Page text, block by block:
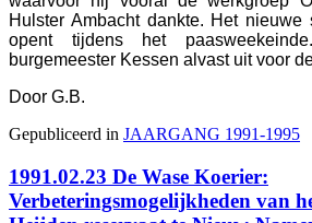
Hulster Ambacht dankte. Het
opent tijdens het
burgemeester Kessen alvast uit voor
Door G.B.
Gepubliceerd in JAARGANG 1991-1995
1991.02.23 De Wase Koerier:
Verbeteringsmogelijkheden van